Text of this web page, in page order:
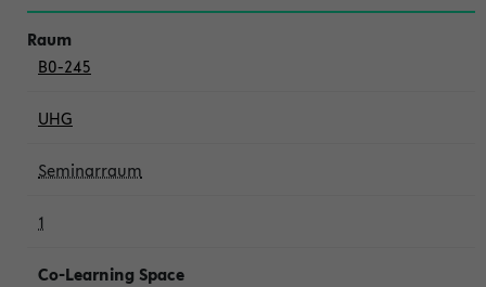
B0-245
UHG
Seminarraum
1
Co-Learning Space